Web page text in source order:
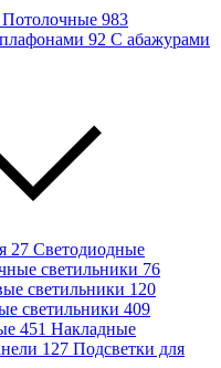
Потолочные 983
92 С абажурами
27 Светодиодные
светильники 76
светильники 120
светильники 409
451 Накладные
127 Подсветки для